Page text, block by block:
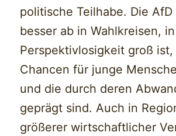
politische Teilhabe. Die
besser ab in Wahlkreisen,
Perspektivlosigkeit groß ist,
Chancen für junge
und die durch deren
geprägt sind. Auch in
größerer wirtschaftlicher